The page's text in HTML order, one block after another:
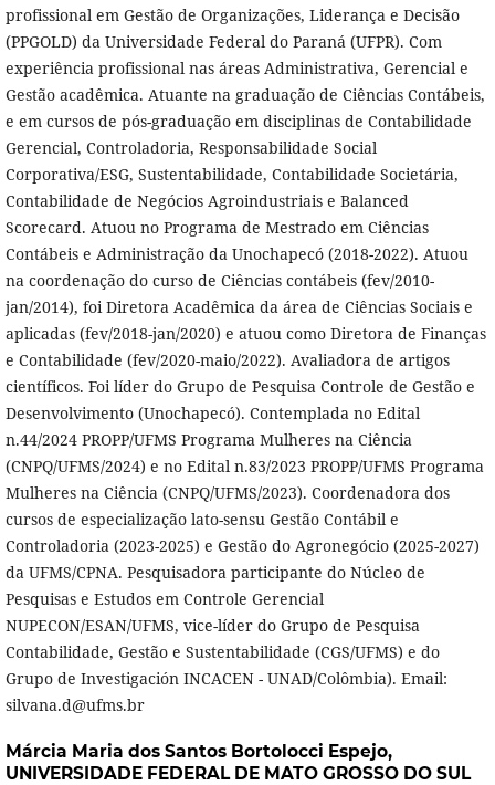
profissional em Gestão de Organizações, Liderança e Decisão
(PPGOLD) da Universidade Federal do Paraná (UFPR). Com
experiência profissional nas áreas Administrativa, Gerencial e
Gestão acadêmica. Atuante na graduação de Ciências Contábeis,
e em cursos de pós-graduação em disciplinas de Contabilidade
Gerencial, Controladoria, Responsabilidade Social
Corporativa/ESG, Sustentabilidade, Contabilidade Societária,
Contabilidade de Negócios Agroindustriais e Balanced
Scorecard. Atuou no Programa de Mestrado em Ciências
Contábeis e Administração da Unochapecó (2018-2022). Atuou
na coordenação do curso de Ciências contábeis (fev/2010-
jan/2014), foi Diretora Acadêmica da área de Ciências Sociais e
aplicadas (fev/2018-jan/2020) e atuou como Diretora de Finanças
e Contabilidade (fev/2020-maio/2022). Avaliadora de artigos
científicos. Foi líder do Grupo de Pesquisa Controle de Gestão e
Desenvolvimento (Unochapecó). Contemplada no Edital
n.44/2024 PROPP/UFMS Programa Mulheres na Ciência
(CNPQ/UFMS/2024) e no Edital n.83/2023 PROPP/UFMS Programa
Mulheres na Ciência (CNPQ/UFMS/2023). Coordenadora dos
cursos de especialização lato-sensu Gestão Contábil e
Controladoria (2023-2025) e Gestão do Agronegócio (2025-2027)
da UFMS/CPNA. Pesquisadora participante do Núcleo de
Pesquisas e Estudos em Controle Gerencial
NUPECON/ESAN/UFMS, vice-líder do Grupo de Pesquisa
Contabilidade, Gestão e Sustentabilidade (CGS/UFMS) e do
Grupo de Investigación INCACEN - UNAD/Colômbia). Email:
silvana.d@ufms.br
Márcia Maria dos Santos Bortolocci Espejo,
UNIVERSIDADE FEDERAL DE MATO GROSSO DO SUL